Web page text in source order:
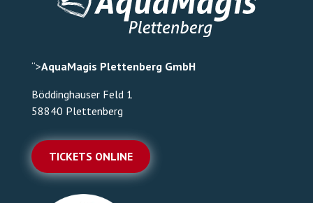
“>AquaMagis Plettenberg GmbH
Böddinghauser Feld 1
58840 Plettenberg
TICKETS ONLINE